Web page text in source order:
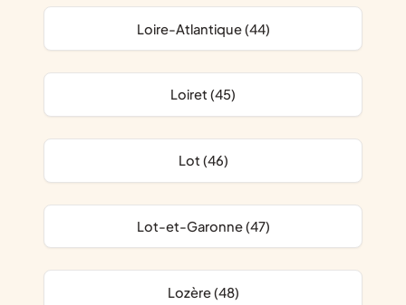
Loire-Atlantique (44)
Loiret (45)
Lot (46)
Lot-et-Garonne (47)
Lozère (48)